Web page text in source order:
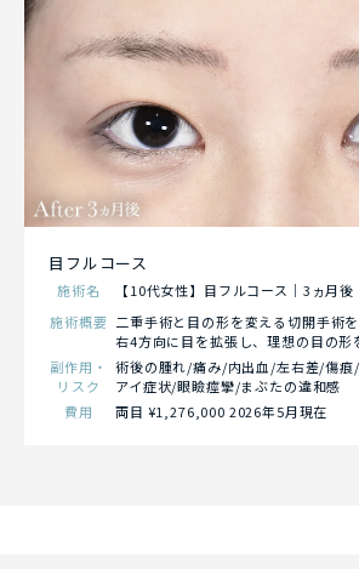
目フルコース
施術名
【10代女性】目フルコース｜3ヵ月後
施術概要 二重手術と目の形を変える切開手術
右4方向に目を拡張し、理想の目の形
副作用・
リスク
術後の腫れ/痛み/内出血/左右差/傷痕
アイ症状/眼瞼痙攣/まぶたの違和感
費用
両目 ¥1,276,000 2026年5月現在